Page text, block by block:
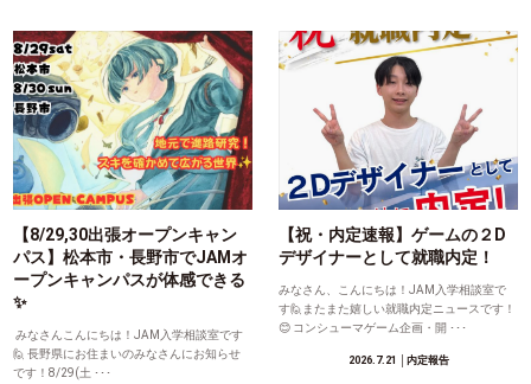
【8/29,30出張オープンキャン
パス】松本市・長野市でJAMオ
ープンキャンパスが体感できる
✨
みなさんこんにちは！JAM入学相談室です
🙋 長野県にお住まいのみなさんにお知らせ
です！8/29(土 ･･･
【祝・内定速報】ゲームの２D
デザイナーとして就職内定！
みなさん、こんにちは！JAM入学相談室で
す🙋またまた嬉しい就職内定ニュースです！
😊 コンシューマゲーム企画・開 ･･･
2026.7.21 │内定報告